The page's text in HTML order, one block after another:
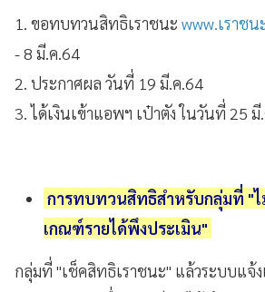
1. ขอทบทวนสิทธิเราชนะ www.เราชน
- 8 มี.ค.64
2. ประกาศผล วันที่ 19 มี.ค.64
3. ได้เงินเข้าแอพฯ เป๋าตัง ในวันที่ 25
การทบทวนสิทธิสำหรับกลุ่มที่ "
เกณฑ์รายได้พึงประเมิน"
กลุ่มที่ "เช็คสิทธิเราชนะ" แล้วระบบแจ้